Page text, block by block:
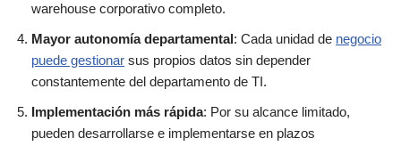
warehouse corporativo completo.
Mayor autonomía departamental: Cada unidad de negocio
puede gestionar sus propios datos sin depender
constantemente del departamento de TI.
Implementación más rápida: Por su alcance limitado,
pueden desarrollarse e implementarse en plazos